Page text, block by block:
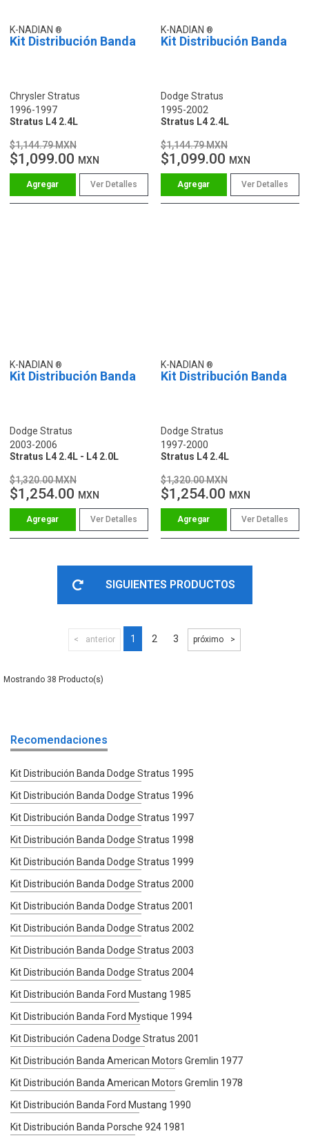
K-NADIAN
Kit Distribución Banda
Chrysler Stratus
1996-1997
Stratus L4 2.4L
$1,144.79 MXN
$1,099.00 MXN
Ver Detalles
K-NADIAN
Kit Distribución Banda
Dodge Stratus
1995-2002
Stratus L4 2.4L
$1,144.79 MXN
$1,099.00 MXN
Ver Detalles
K-NADIAN
Kit Distribución Banda
Dodge Stratus
2003-2006
Stratus L4 2.4L - L4 2.0L
$1,320.00 MXN
$1,254.00 MXN
Ver Detalles
K-NADIAN
Kit Distribución Banda
Dodge Stratus
1997-2000
Stratus L4 2.4L
$1,320.00 MXN
$1,254.00 MXN
Ver Detalles
SIGUIENTES PRODUCTOS
anterior 1 2 3 próximo
38
Recomendaciones
Kit Distribución Banda Dodge Stratus 1995
Kit Distribución Banda Dodge Stratus 1996
Kit Distribución Banda Dodge Stratus 1997
Kit Distribución Banda Dodge Stratus 1998
Kit Distribución Banda Dodge Stratus 1999
Kit Distribución Banda Dodge Stratus 2000
Kit Distribución Banda Dodge Stratus 2001
Kit Distribución Banda Dodge Stratus 2002
Kit Distribución Banda Dodge Stratus 2003
Kit Distribución Banda Dodge Stratus 2004
Kit Distribución Banda Ford Mustang 1985
Kit Distribución Banda Ford Mystique 1994
Kit Distribución Cadena Dodge Stratus 2001
Kit Distribución Banda American Motors Gremlin 1977
Kit Distribución Banda American Motors Gremlin 1978
Kit Distribución Banda Ford Mustang 1990
Kit Distribución Banda Porsche 924 1981